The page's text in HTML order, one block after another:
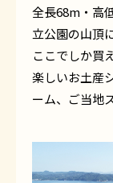
全長68m・高
立公園の山頂
ここでしか買
楽しいお土産
ーム、ご当地